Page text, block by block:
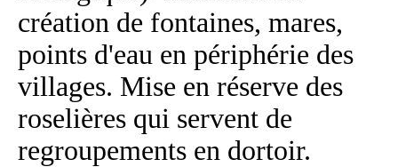
création de fontaines, mares,
points d'eau en périphérie des
villages. Mise en réserve des
roselières qui servent de
regroupements en dortoir.